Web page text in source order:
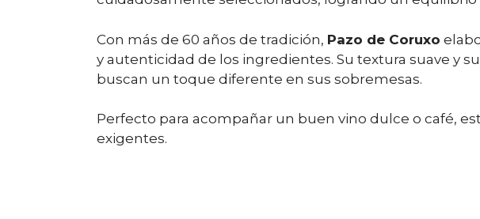
Con más de 60 años de tradición, Pazo de Coruxo
y autenticidad de los ingredientes. Su textura suave y
buscan un toque diferente en sus sobremesas.
Perfecto para acompañar un buen vino dulce o café,
exigentes.